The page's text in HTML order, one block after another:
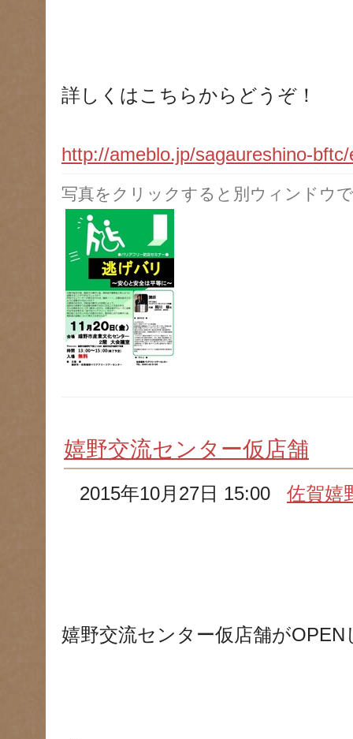
詳しくはこちらからどうぞ！
http://ameblo.jp/sagaureshino-
写真をクリックすると別ウィンドウ
嬉野交流センター仮店舗
2015年10月27日 15:00佐賀嬉
嬉野交流センター仮店舗がOPEN